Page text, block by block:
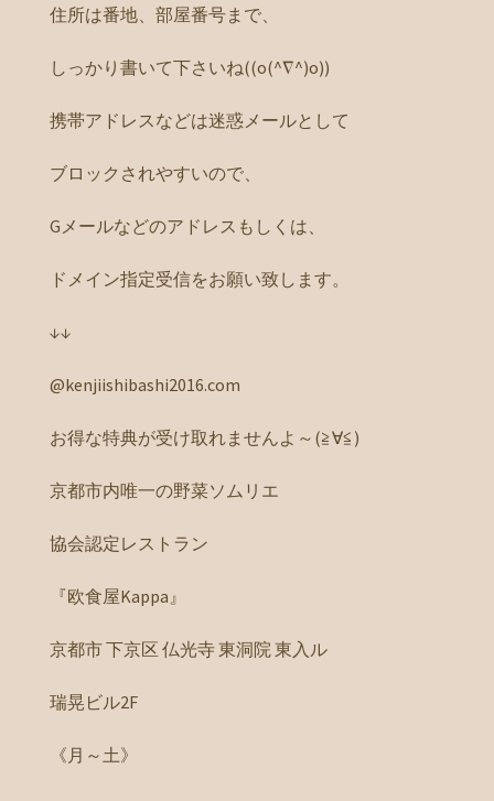
住所は番地、部屋番号まで、
しっかり書いて下さいね((o(^∇^)o))
携帯アドレスなどは迷惑メールとして
ブロックされやすいので、
Gメールなどのアドレスもしくは、
ドメイン指定受信をお願い致します。
↓↓
@kenjiishibashi2016.com
お得な特典が受け取れませんよ～(≧∀≦)
京都市内唯一の野菜ソムリエ
協会認定レストラン
『欧食屋Kappa』
京都市 下京区 仏光寺 東洞院 東入ル
瑞晃ビル2F
《月～土》